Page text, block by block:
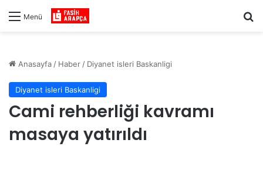
Menü
Anasayfa / Haber / Diyanet isleri Baskanligi
Diyanet isleri Baskanligi
Cami rehberliği kavramı
masaya yatırıldı